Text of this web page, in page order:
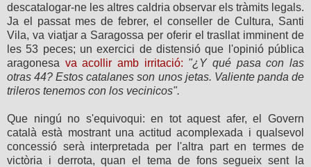
descatalogar-ne les altres caldria observar els tràmits legals.
Ja el passat mes de febrer, el conseller de Cultura, Santi
Vila, va viatjar a Saragossa per oferir el trasllat imminent de
les 53 peces; un exercici de distensió que l'opinió pública
aragonesa va acollir amb irritació: "¿Y qué pasa con las
otras 44? Estos catalanes son unos jetas. Valiente panda de
trileros tenemos con los vecinicos".
Que ningú no s'equivoqui: en tot aquest afer, el Govern
català està mostrant una actitud acomplexada i qualsevol
concessió serà interpretada per l'altra part en termes de
victòria i derrota, quan el tema de fons segueix sent la